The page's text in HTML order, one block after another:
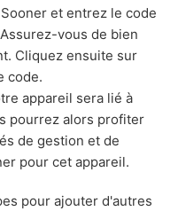
et entrez le code
vous de bien
Cliquez ensuite sur
code.
appareil sera lié à
pourrez alors profiter
de gestion et de
pour cet appareil.
pour ajouter d'autres